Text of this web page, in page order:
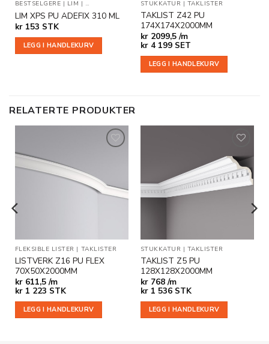
BESTSELGERE | LIM | TILLEGGSPRODUKTER
LIM XPS PU ADEFIX 310 ML
kr153 STK
LEGG I HANDLEKURV
STUKKATUR | TAKLISTER
TAKLIST Z42 PU
174X174X2000MM
kr2099,5 /m
kr4 199 SET
LEGG I HANDLEKURV
RELATERTE PRODUKTER
ønskeliste
FLEKSIBLE LISTER | TAKLISTER
LISTVERK Z16 PU FLEX
70X50X2000MM
kr611,5 /m
kr1 223 STK
LEGG I HANDLEKURV
Legg til
i
ønskeliste
STUKKATUR | TAKLISTER
TAKLIST Z5 PU
128X128X2000MM
kr768 /m
kr1 536 STK
LEGG I HANDLEKURV